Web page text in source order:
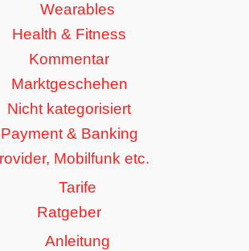
Wearables
Health & Fitness
Kommentar
Marktgeschehen
Nicht kategorisiert
Payment & Banking
Mobilfunk etc.
Tarife
Ratgeber
Anleitung